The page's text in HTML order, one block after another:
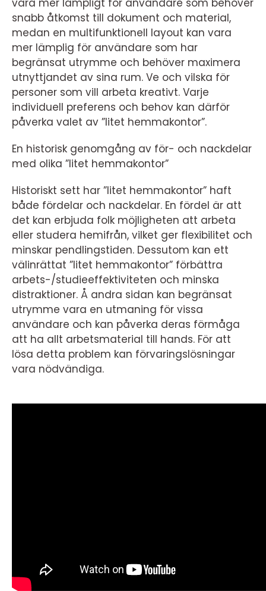
vara mer lämpligt för användare som behöver
snabb åtkomst till dokument och material,
medan en multifunktionell layout kan vara
mer lämplig för användare som har
begränsat utrymme och behöver maximera
utnyttjandet av sina rum. Ve och vilska för
personer som vill arbeta kreativt. Varje
individuell preferens och behov kan därför
påverka valet av ”litet hemmakontor”.
En historisk genomgång av för- och nackdelar
med olika ”litet hemmakontor”
Historiskt sett har ”litet hemmakontor” haft
både fördelar och nackdelar. En fördel är att
det kan erbjuda folk möjligheten att arbeta
eller studera hemifrån, vilket ger flexibilitet och
minskar pendlingstiden. Dessutom kan ett
välinrättat ”litet hemmakontor” förbättra
arbets-/studieeffektiviteten och minska
distraktioner. Å andra sidan kan begränsat
utrymme vara en utmaning för vissa
användare och kan påverka deras förmåga
att ha allt arbetsmaterial till hands. För att
lösa detta problem kan förvaringslösningar
vara nödvändiga.